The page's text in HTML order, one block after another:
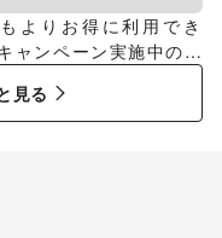
よりお得に利用でき
ャンペーン実施中のス
見る